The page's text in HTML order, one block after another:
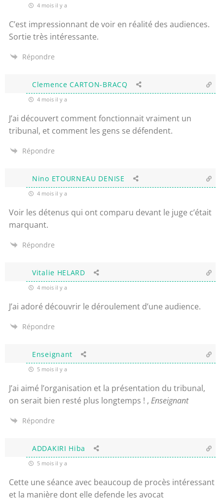
4 mois il y a
C’est impressionnant de voir en réalité des audiences.
Sortie très intéressante.
Répondre
Clemence CARTON-BRACQ
4 mois il y a
J’ai découvert comment fonctionnait vraiment un
tribunal, et comment les gens se défendent.
Répondre
Nino ETOURNEAU DENISE
4 mois il y a
Voir les détenus qui ont comparu devant le juge c’était
marquant.
Répondre
Vitalie HELARD
4 mois il y a
J’ai adoré découvrir le déroulement d’une audience.
Répondre
Enseignant
5 mois il y a
J’ai aimé l’organisation et la présentation du tribunal,
on serait bien resté plus longtemps ! , Enseignant
Répondre
ADDAKIRI Hiba
5 mois il y a
Cette une séance avec beaucoup de procès intéressant
et la manière dont elle defende les avocat